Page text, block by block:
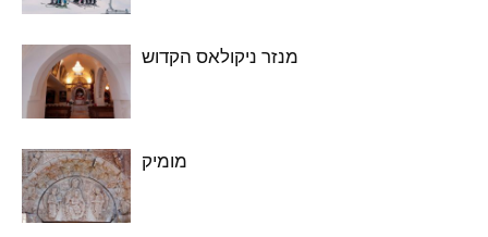
מנזר ניקולאס הקדוש
מומיק